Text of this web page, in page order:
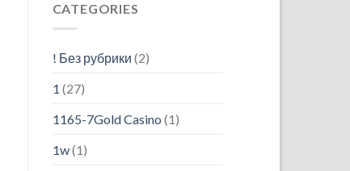
CATEGORIES
! Без рубрики (2)
1 (27)
1165-7Gold Casino (1)
1w(1)